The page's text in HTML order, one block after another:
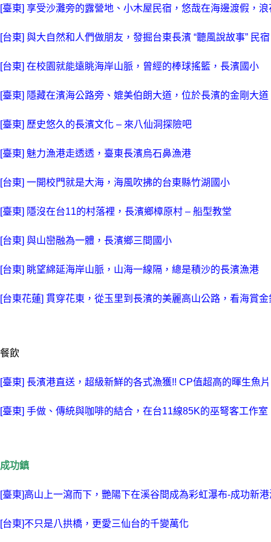
[臺東] 享受沙灘旁的露營地、小木屋民宿，悠哉在海邊渡假，
[台東] 與大自然和人們做朋友，發掘台東長濱 “聽風說故事” 民宿
[台東] 在校園就能遠眺海岸山脈，曾經的棒球搖籃，長濱國小
[臺東] 隱藏在濱海公路旁、媲美伯朗大道，位於長濱的金剛大道
[臺東] 歷史悠久的長濱文化 – 來八仙洞探險吧
[臺東] 魅力漁港走透透，臺東長濱烏石鼻漁港
[台東] 一開校門就是大海，海風吹拂的台東縣竹湖國小
[臺東] 隱沒在台11的村落裡，長濱鄉樟原村 – 船型教堂
[台東] 與山巒融為一體，長濱鄉三間國小
[台東] 眺望綿延海岸山脈，山海一線隔，總是積沙的長濱漁港
[台東花蓮] 貫穿花東，從玉里到長濱的美麗高山公路，看海賞
餐飲
[臺東] 長濱港直送，超級新鮮的各式漁獲!! CP值超高的暉生魚片
[臺東] 手做、傳統與咖啡的結合，在台11線85K的巫弩客工作室
成功鎮
[臺東]高山上一瀉而下，艷陽下在溪谷間成為彩虹瀑布-成功新港
[台東]不只是八拱橋，更愛三仙台的千變萬化